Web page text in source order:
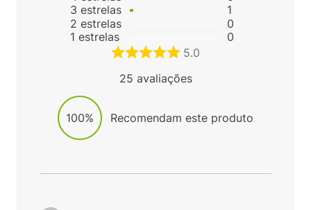
3 estrelas
2 estrelas
1 estrelas
1
0
0
5.0
25 avaliações
100% Recomendam este produto